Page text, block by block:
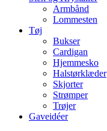
Armbånd
Lommesten
Tøj
Bukser
Cardigan
Hjemmesko
Halstørklæder
Skjorter
Strømper
Trøjer
Gaveidéer